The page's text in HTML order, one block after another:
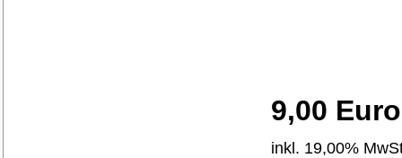
9,00 Euro
inkl. 19,00%